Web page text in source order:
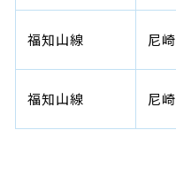
福知山線 尼
福知山線 尼